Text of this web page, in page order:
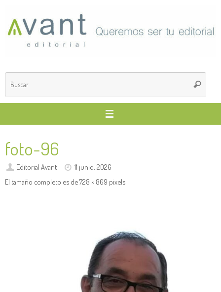
contenido
Buscar
foto-96
Editorial Avant
11 junio, 2026
El tamaño completo es de728 × 869 pixels